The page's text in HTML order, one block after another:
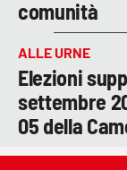
comunità
ALLE URNE
Elezioni
settembre
05 della